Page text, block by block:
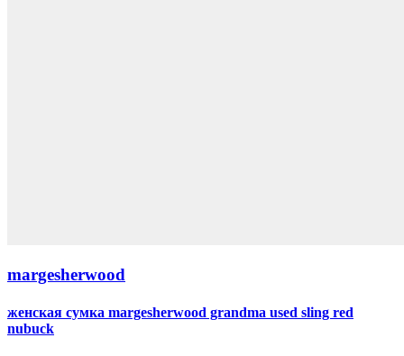
margesherwood
женская сумка margesherwood grandma used sling red
nubuck